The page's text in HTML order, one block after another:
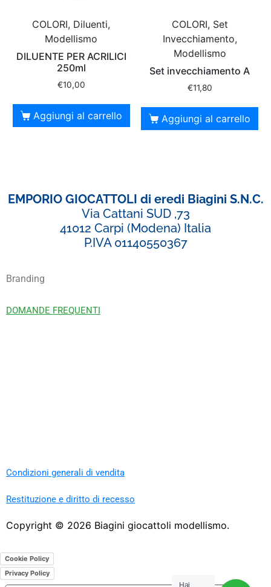
COLORI, Diluenti,
Modellismo
DILUENTE PER ACRILICI
250ml
€10,00
Aggiungi al carrello
COLORI, Set
Invecchiamento,
Modellismo
Set invecchiamento A
€11,80
Aggiungi al carrello
EMPORIO GIOCATTOLI di eredi Biagini S.N.C.
Via Cattani SUD ,73
41012 Carpi (Modena) Italia
P.IVA 01140550367
Branding
DOMANDE FREQUENTI
Condizioni generali di vendita
Restituzione e diritto di recesso
Copyright © 2026 Biagini giocattoli modellismo.
Cookie Policy
Privacy Policy
Hai